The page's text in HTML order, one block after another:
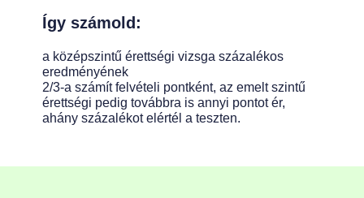
Így számold:
a középszintű érettségi vizsga százalékos
eredményének
2/3-a számít felvételi pontként, az emelt szintű
érettségi pedig továbbra is annyi pontot ér,
ahány százalékot elértél a teszten.